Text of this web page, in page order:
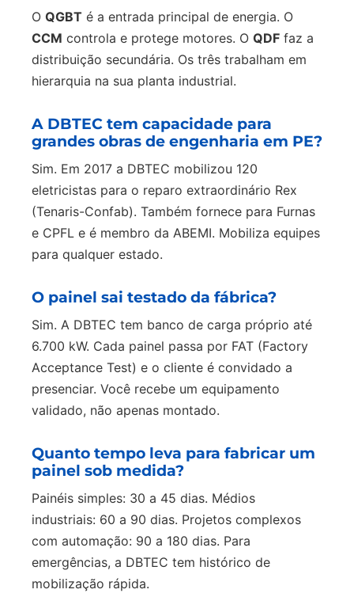
O QGBT é a entrada principal de energia. O
CCM controla e protege motores. O QDF faz a
distribuição secundária. Os três trabalham em
hierarquia na sua planta industrial.
A DBTEC tem capacidade para
grandes obras de engenharia em PE?
Sim. Em 2017 a DBTEC mobilizou 120
eletricistas para o reparo extraordinário Rex
(Tenaris-Confab). Também fornece para Furnas
e CPFL e é membro da ABEMI. Mobiliza equipes
para qualquer estado.
O painel sai testado da fábrica?
Sim. A DBTEC tem banco de carga próprio até
6.700 kW. Cada painel passa por FAT (Factory
Acceptance Test) e o cliente é convidado a
presenciar. Você recebe um equipamento
validado, não apenas montado.
Quanto tempo leva para fabricar um
painel sob medida?
Painéis simples: 30 a 45 dias. Médios
industriais: 60 a 90 dias. Projetos complexos
com automação: 90 a 180 dias. Para
emergências, a DBTEC tem histórico de
mobilização rápida.